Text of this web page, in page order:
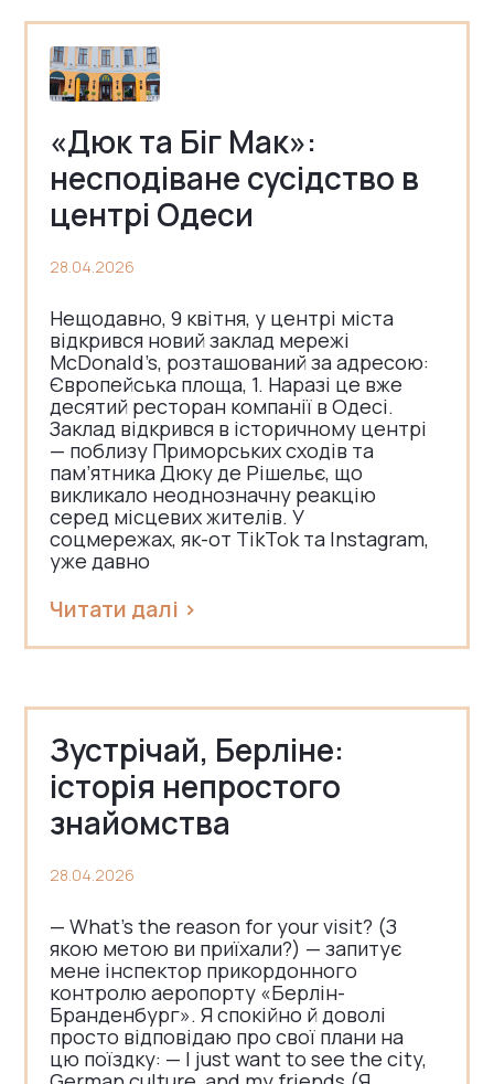
«Дюк та Біг Мак»:
несподіване сусідство в
центрі Одеси
28.04.2026
Нещодавно, 9 квітня, у центрі міста
відкрився новий заклад мережі
McDonald’s, розташований за адресою:
Європейська площа, 1. Наразі це вже
десятий ресторан компанії в Одесі.
Заклад відкрився в історичному центрі
— поблизу Приморських сходів та
пам’ятника Дюку де Рішельє, що
викликало неоднозначну реакцію
серед місцевих жителів. У
соцмережах, як-от TikTok та Instagram,
уже давно
Читати далі >
Зустрічай, Берліне:
історія непростого
знайомства
28.04.2026
— What’s the reason for your visit? (З
якою метою ви приїхали?) — запитує
мене інспектор прикордонного
контролю аеропорту «Берлін-
Бранденбург». Я спокійно й доволі
просто відповідаю про свої плани на
цю поїздку: — I just want to see the city,